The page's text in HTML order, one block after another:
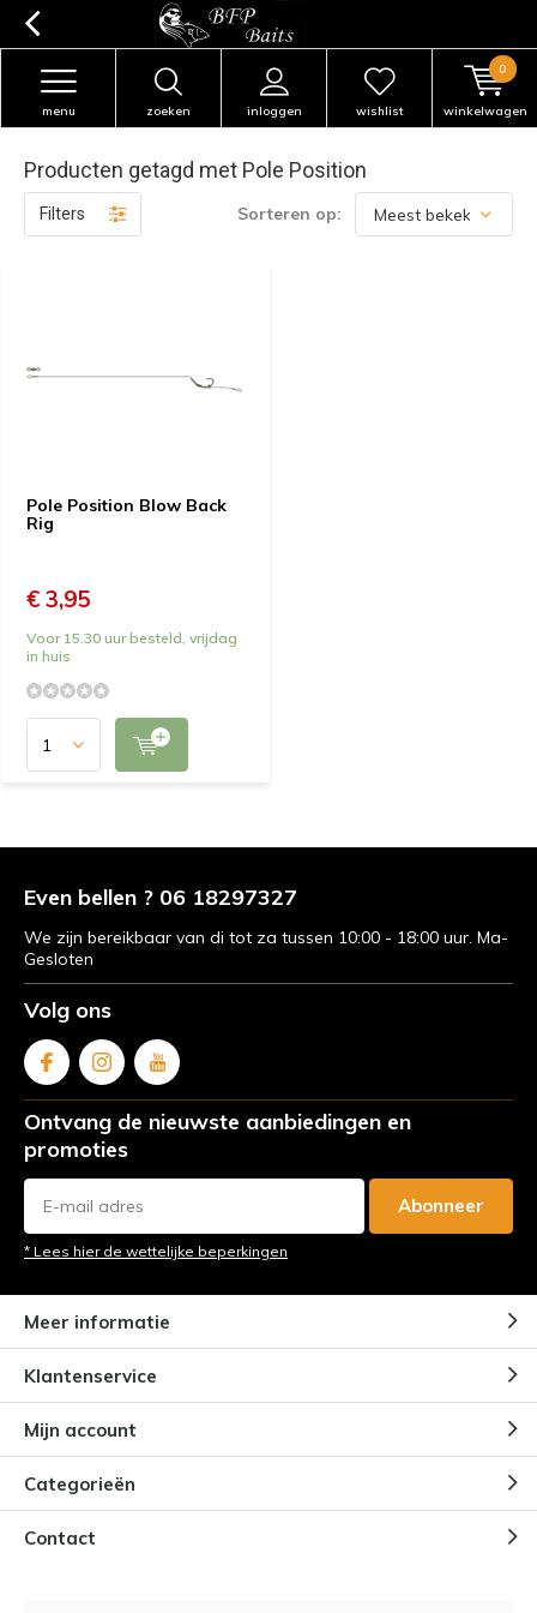
zoeken inloggen
menu wishlist winkelwagen
0
Producten getagd met Pole Position
Filters Sorteren op:
Pole Position Blow Back
Rig
€ 3,95
Voor 15.30 uur besteld, vrijdag
in huis
Even bellen ? 06 18297327
We zijn bereikbaar van di tot za tussen 10:00 - 18:00 uur. Ma-
Gesloten
Volg ons
Ontvang de nieuwste aanbiedingen en
promoties
Abonneer
* Lees hier de wettelijke beperkingen
Meer informatie
Klantenservice
Mijn account
Categorieën
Contact